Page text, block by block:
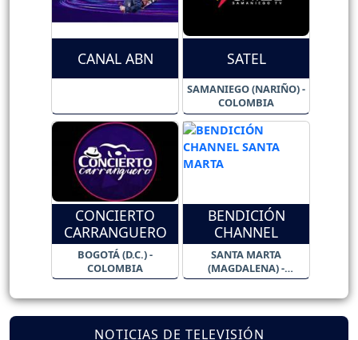
CANAL ABN SATEL
SAMANIEGO (NARIÑO) -
COLOMBIA
CONCIERTO
CARRANGUERO
BOGOTÁ (D.C.) -
COLOMBIA
BENDICIÓN
CHANNEL
SANTA MARTA
(MAGDALENA) -
COLOMBIA
NOTICIAS DE TELEVISIÓN